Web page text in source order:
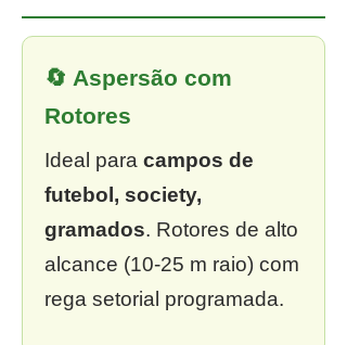
🔄 Aspersão com
Rotores
Ideal para campos de
futebol, society,
gramados. Rotores de alto
alcance (10-25 m raio) com
rega setorial programada.